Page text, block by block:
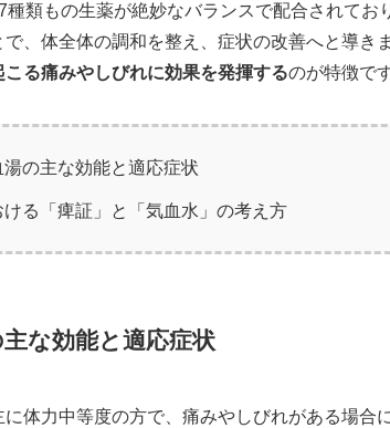
種類もの生薬が絶妙なバランスで配合されてお
、体全体の調和を整え、症状の改善へと導きま
こる痛みやしびれに効果を発揮するのが特徴です
湯の主な効能と適応症状
ける「痺証」と「気血水」の考え方
な効能と適応症状
に体力中等度の方で、痛みやしびれがある場合